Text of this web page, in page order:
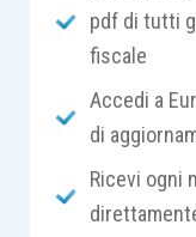
caratterizzate
chenon
patrimoniale è
secondo la
potranno
pdf di tutti
fiscale
Accedi a
di
Ricevi ogni